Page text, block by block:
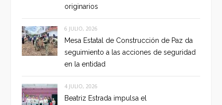
originarios
6 JULIO, 2026
Mesa Estatal de Construcción de Paz da
seguimiento a las acciones de seguridad
en la entidad
4 JULIO, 2026
Beatriz Estrada impulsa el